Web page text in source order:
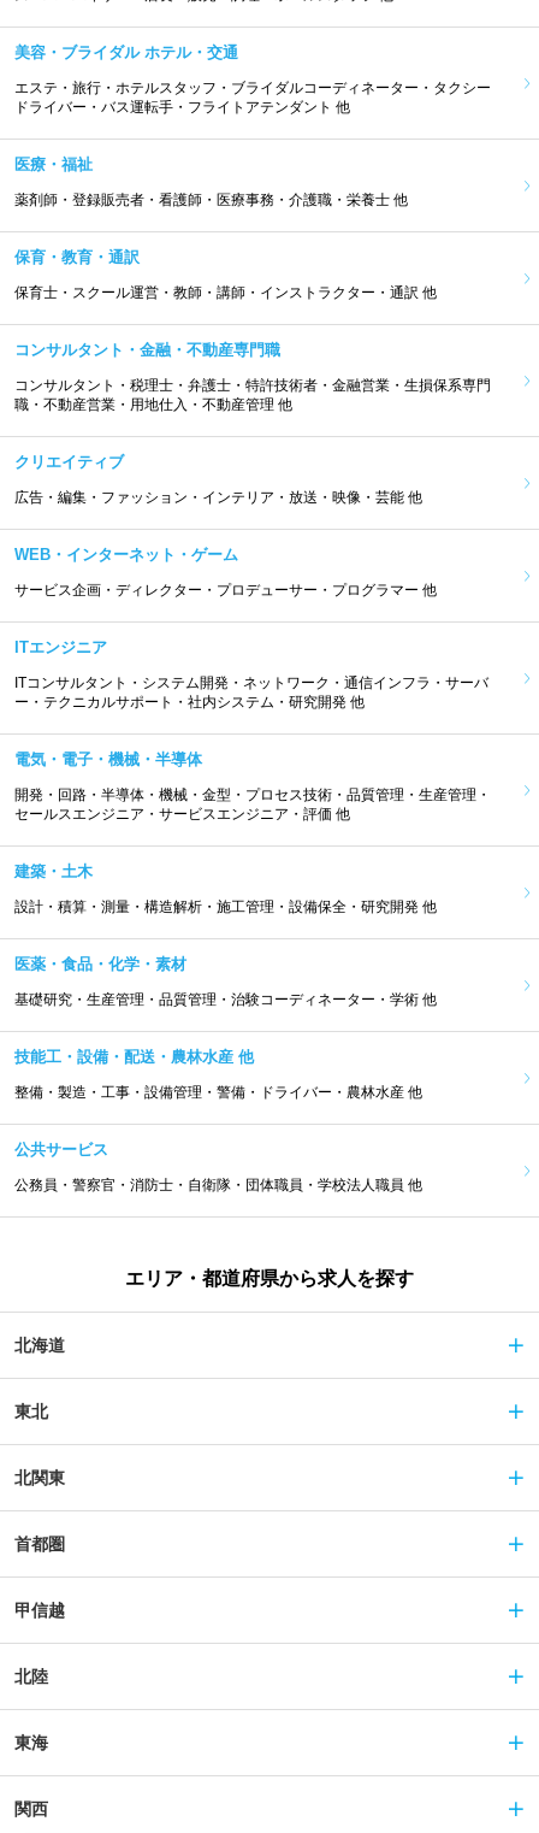
美容・ブライダル ホテル・交通
エステ・旅行・ホテルスタッフ・ブライダルコーディネーター・タクシー
ドライバー・バス運転手・フライトアテンダント 他
医療・福祉
薬剤師・登録販売者・看護師・医療事務・介護職・栄養士 他
保育・教育・通訳
保育士・スクール運営・教師・講師・インストラクター・通訳 他
コンサルタント・金融・不動産専門職
コンサルタント・税理士・弁護士・特許技術者・金融営業・生損保系専門
職・不動産営業・用地仕入・不動産管理 他
クリエイティブ
広告・編集・ファッション・インテリア・放送・映像・芸能 他
WEB・インターネット・ゲーム
サービス企画・ディレクター・プロデューサー・プログラマー 他
ITエンジニア
ITコンサルタント・システム開発・ネットワーク・通信インフラ・サーバ
ー・テクニカルサポート・社内システム・研究開発 他
電気・電子・機械・半導体
開発・回路・半導体・機械・金型・プロセス技術・品質管理・生産管理・
セールスエンジニア・サービスエンジニア・評価 他
建築・土木
設計・積算・測量・構造解析・施工管理・設備保全・研究開発 他
医薬・食品・化学・素材
基礎研究・生産管理・品質管理・治験コーディネーター・学術 他
技能工・設備・配送・農林水産 他
整備・製造・工事・設備管理・警備・ドライバー・農林水産 他
公共サービス
公務員・警察官・消防士・自衛隊・団体職員・学校法人職員 他
エリア・都道府県から求人を探す
北海道
東北
北関東
首都圏
甲信越
北陸
東海
関西